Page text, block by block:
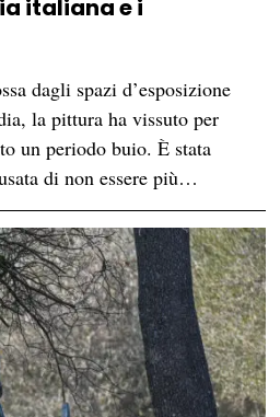
italiana e i
dagli spazi d’esposizione
la pittura ha vissuto per
un periodo buio. È stata
di non essere più…